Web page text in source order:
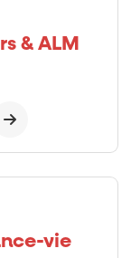
& ALM
vie